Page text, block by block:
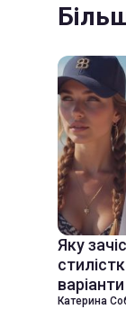
Яку
Катерина